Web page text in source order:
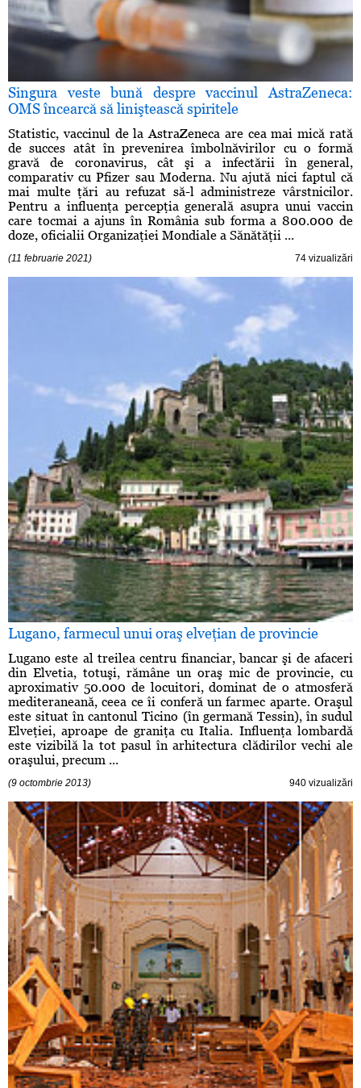
Singura veste bună despre vaccinul AstraZeneca:
OMS încearcă să liniştească spiritele
Statistic, vaccinul de la AstraZeneca are cea mai mică rată
de succes atât în prevenirea îmbolnăvirilor cu o formă
gravă de coronavirus, cât şi a infectării în general,
comparativ cu Pfizer sau Moderna. Nu ajută nici faptul că
mai multe ţări au refuzat să-l administreze vârstnicilor.
Pentru a influenţa percepţia generală asupra unui vaccin
care tocmai a ajuns în România sub forma a 800.000 de
doze, oficialii Organizaţiei Mondiale a Sănătăţii ...
(11 februarie 2021) 74 vizualizări
Lugano, farmecul unui oraş elveţian de provincie
Lugano este al treilea centru financiar, bancar şi de afaceri
din Elvetia, totuşi, rămâne un oraş mic de provincie, cu
aproximativ 50.000 de locuitori, dominat de o atmosferă
mediteraneană, ceea ce îi conferă un farmec aparte. Oraşul
este situat în cantonul Ticino (în germană Tessin), în sudul
Elveţiei, aproape de graniţa cu Italia. Influenţa lombardă
este vizibilă la tot pasul în arhitectura clădirilor vechi ale
oraşului, precum ...
(9 octombrie 2013) 940 vizualizări